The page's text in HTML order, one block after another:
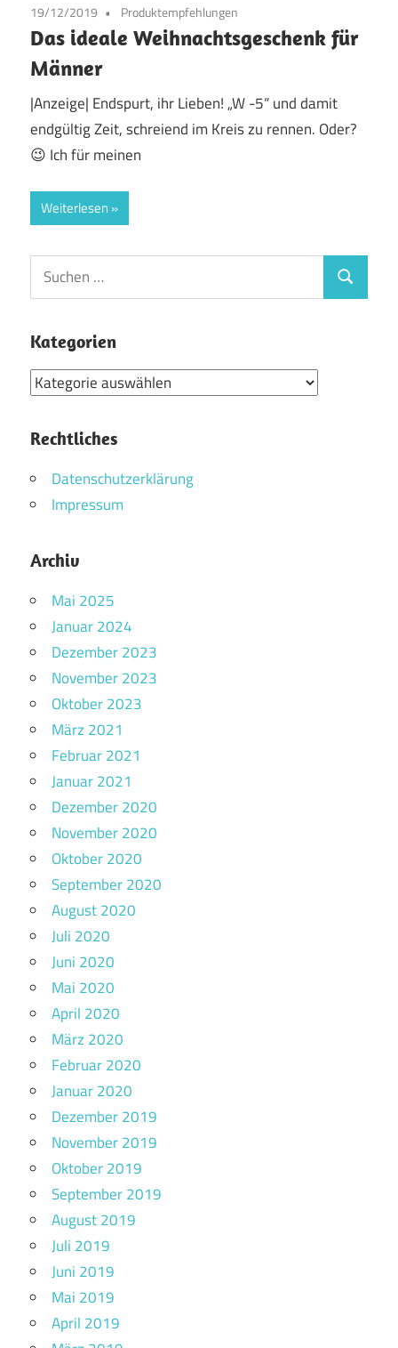
19/12/2019 Produktempfehlungen
Das ideale Weihnachtsgeschenk für
Männer
|Anzeige| Endspurt, ihr Lieben! „W -5“ und damit
endgültig Zeit, schreiend im Kreis zu rennen. Oder?
😉 Ich für meinen
Weiterlesen
Suchen
nach:
Suchen
Kategorien
Kategorien
Rechtliches
Datenschutzerklärung
Impressum
Archiv
Mai 2025
Januar 2024
Dezember 2023
November 2023
Oktober 2023
März 2021
Februar 2021
Januar 2021
Dezember 2020
November 2020
Oktober 2020
September 2020
August 2020
Juli 2020
Juni 2020
Mai 2020
April 2020
März 2020
Februar 2020
Januar 2020
Dezember 2019
November 2019
Oktober 2019
September 2019
August 2019
Juli 2019
Juni 2019
Mai 2019
April 2019